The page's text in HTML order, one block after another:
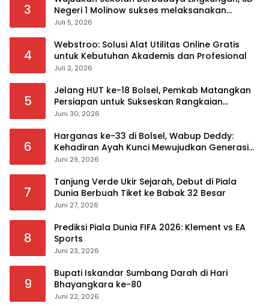
3
Negeri 1 Molinow sukses melaksanakan
serangkaian kegiatan Kampanye dan
Juli 5, 2026
4
Webstroo: Solusi Alat Utilitas Online Gratis
untuk Kebutuhan Akademis dan Profesional
Juli 2, 2026
5
Jelang HUT ke-18 Bolsel, Pemkab Matangkan
Persiapan untuk Sukseskan Rangkaian
Peringatan
Juni 30, 2026
6
Harganas ke-33 di Bolsel, Wabup Deddy:
Kehadiran Ayah Kunci Mewujudkan Generasi
Berkualitas
Juni 29, 2026
7
Tanjung Verde Ukir Sejarah, Debut di Piala
Dunia Berbuah Tiket ke Babak 32 Besar
Juni 27, 2026
8
Prediksi Piala Dunia FIFA 2026: Klement vs EA
Sports
Juni 23, 2026
9
Bupati Iskandar Sumbang Darah di Hari
Bhayangkara ke-80
Juni 22, 2026